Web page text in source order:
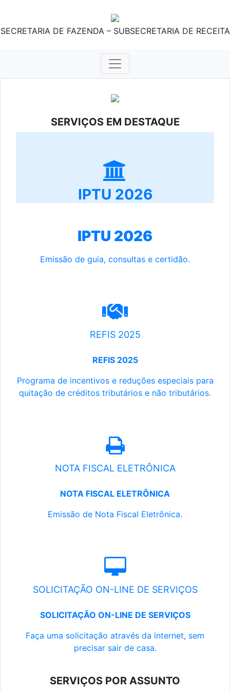
SECRETARIA DE FAZENDA – SUBSECRETARIA DE RECEITA
SERVIÇOS EM DESTAQUE
IPTU 2026
IPTU 2026
Emissão de guia, consultas e certidão.
REFIS 2025
REFIS 2025
Programa de incentivos e reduções especiais para
quitação de créditos tributários e não tributários.
NOTA FISCAL ELETRÔNICA
NOTA FISCAL ELETRÔNICA
Emissão de Nota Fiscal Eletrônica.
SOLICITAÇÃO ON-LINE DE SERVIÇOS
SOLICITAÇÃO ON-LINE DE SERVIÇOS
Faça uma solicitação através da internet, sem
precisar sair de casa.
SERVIÇOS POR ASSUNTO